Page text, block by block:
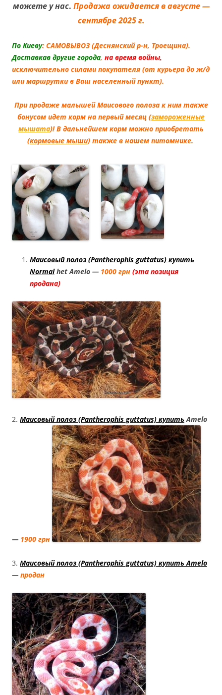
можете у нас. Продажа ожидается в августе —
сентябре 2025 г.
По Киеву: САМОВЫВОЗ (Деснянский р-н, Троещина).
Доставкав другие города, на время войны,
исключительно силами покупателя (от курьера до ж/д
или маршрутки в Ваш населенный пункт).
При продаже малышей Маисового полоза к ним также
бонусом идет корм на первый месяц (замороженные
мышата)! В дальнейшем корм можно приобретать
(кормовые мыши) также в нашем питомнике.
Маисовый полоз (Pantherophis guttatus) купить
Normalhet Amelo — 1000 грн (эта позиция
продана)
2. Маисовый полоз (Pantherophis guttatus) купить Amelo
— 1900 грн
3. Маисовый полоз (Pantherophis guttatus) купить Amelo
— продан